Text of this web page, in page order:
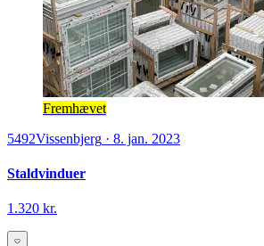
Fremhævet
5492Vissenbjerg · 8. jan. 2023
Staldvinduer
1.320 kr.